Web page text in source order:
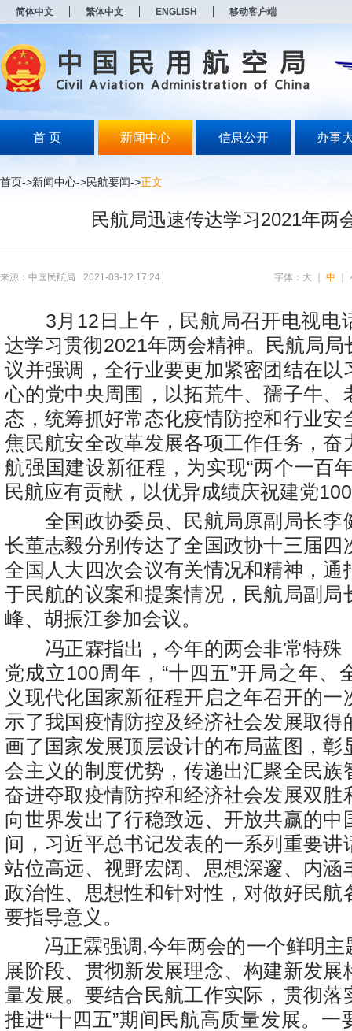
简体中文 繁体中文 ENGLISH 移动客户端
首 页 新闻中心 信息公开 办事
首页->新闻中心->民航要闻->正文
民航局迅速传达学习2021年两
来源：中国民航局 2021-03-12 17:24 字体： 大 中
3月12日上午，民航局召开电视电
达学习贯彻2021年两会精神。民航局局
议并强调，全行业要更加紧密团结在以
心的党中央周围，以拓荒牛、孺子牛、
态，统筹抓好常态化疫情防控和行业安
焦民航安全改革发展各项工作任务，奋
航强国建设新征程，为实现“两个一百
民航应有贡献，以优异成绩庆祝建党
全国政协委员、民航局原副局长李
长董志毅分别传达了全国政协十三届四
全国人大四次会议有关情况和精神，通
于民航的议案和提案情况，民航局副局
峰、胡振江参加会议。
冯正霖指出，今年的两会非常特殊
党成立100周年，“十四五”开局之年、
义现代化国家新征程开启之年召开的一
示了我国疫情防控及经济社会发展取得
画了国家发展顶层设计的布局蓝图，彰
会主义的制度优势，传递出汇聚全民族
奋进夺取疫情防控和经济社会发展双胜
向世界发出了行稳致远、开放共赢的中
间，习近平总书记发表的一系列重要讲
站位高远、视野宏阔、思想深邃、内涵
政治性、思想性和针对性，对做好民航
要指导意义。
冯正霖强调,今年两会的一个鲜明主
展阶段、贯彻新发展理念、构建新发展
量发展。要结合民航工作实际，贯彻落
推进“十四五”期间民航高质量发展。一
打
开
无
障
说
按
Alt
开